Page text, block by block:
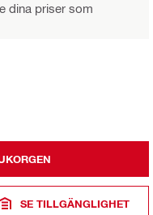
dina priser som
SE TILLGÄNGLIGHET